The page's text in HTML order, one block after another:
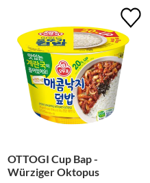
OTTOGI Cup Bap -
Würziger Oktopus